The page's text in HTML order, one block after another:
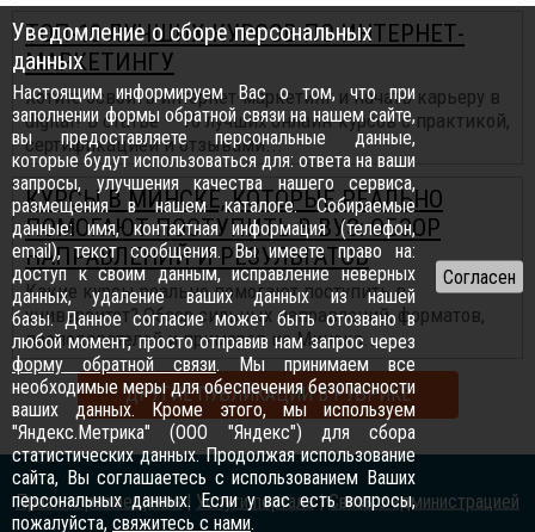
ТОП-10 ЛУЧШИХ КУРСОВ ПО ИНТЕРНЕТ-
МАРКЕТИНГУ
Хотите освоить интернет-маркетинг и начать карьеру в
digital? В статье — 10 лучших онлайн-курсов с практикой,
сертификацией и отзывами...
КУРСЫ В МИНСКЕ, КОТОРЫЕ РЕАЛЬНО
ПОМОГАЮТ ПОСТУПИТЬ В ВУЗ: ОБЗОР
НАПРАВЛЕНИЙ И РЕЗУЛЬТАТОВ
Какие курсы реально помогают поступить в
университет? Обзор сильных направлений, форматов,
преподавателей и примеров из Минска...
ДРУГИЕ ПУБЛИКАЦИИ В РУБРИКЕ
Правила размещения| Услуги портала|Связь с администрацией
Уведомление о сборе персональных
данных
Настоящим информируем Вас о том, что при
заполнении формы обратной связи на нашем сайте,
вы предоставляете персональные данные,
которые будут использоваться для: ответа на ваши
запросы, улучшения качества нашего сервиса,
размещения в нашем каталоге. Собираемые
данные: имя, контактная информация (телефон,
email), текст сообщения. Вы имеете право на:
доступ к своим данным, исправление неверных
данных, удаление ваших данных из нашей
базы. Данное согласие может быть отозвано в
любой момент, просто отправив нам запрос через
форму обратной связи. Мы принимаем все
необходимые меры для обеспечения безопасности
ваших данных. Кроме этого, мы используем
"Яндекс.Метрика" (ООО "Яндекс") для сбора
статистических данных. Продолжая использование
сайта, Вы соглашаетесь с использованием Ваших
персональных данных. Если у вас есть вопросы,
пожалуйста, свяжитесь с нами.